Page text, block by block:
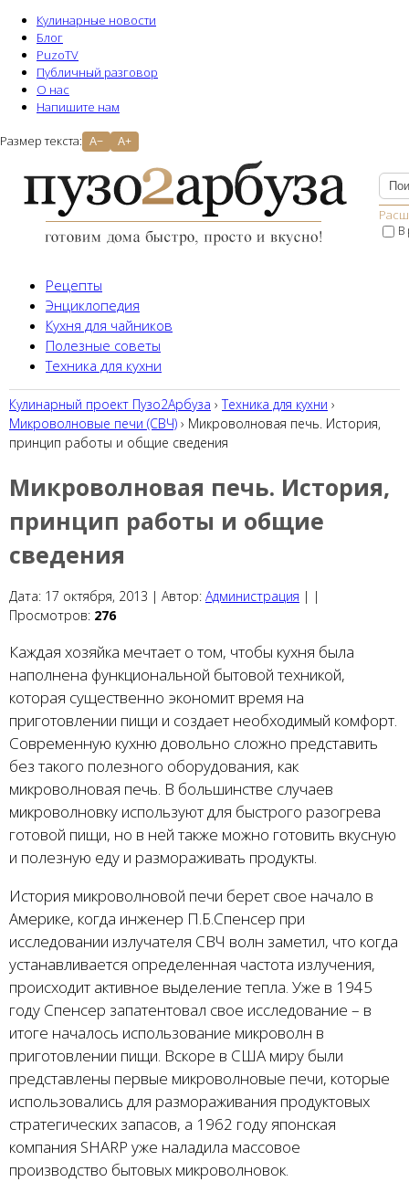
Кулинарные новости
Блог
PuzoTV
Публичный разговор
О нас
Напишите нам
Размер текста: A− A+
В
Рецепты
Энциклопедия
Кухня для чайников
Полезные советы
Техника для кухни
Кулинарный проект Пузо2Aрбуза ›Техника для кухни ›
Микроволновые печи (СВЧ) › Микроволновая печь. История,
принцип работы и общие сведения
Микроволновая печь. История,
принцип работы и общие
сведения
Дата: 17 октября, 2013 | Автор: Администрация | |
Просмотров: 276
Каждая хозяйка мечтает о том, чтобы кухня была
наполнена функциональной бытовой техникой,
которая существенно экономит время на
приготовлении пищи и создает необходимый комфорт.
Современную кухню довольно сложно представить
без такого полезного оборудования, как
микроволновая печь. В большинстве случаев
микроволновку используют для быстрого разогрева
готовой пищи, но в ней также можно готовить вкусную
и полезную еду и размораживать продукты.
История микроволновой печи берет свое начало в
Америке, когда инженер П.Б.Спенсер при
исследовании излучателя СВЧ волн заметил, что когда
устанавливается определенная частота излучения,
происходит активное выделение тепла. Уже в 1945
году Спенсер запатентовал свое исследование – в
итоге началось использование микроволн в
приготовлении пищи. Вскоре в США миру были
представлены первые микроволновые печи, которые
использовались для размораживания продуктовых
стратегических запасов, а 1962 году японская
компания SHARP уже наладила массовое
производство бытовых микроволновок.